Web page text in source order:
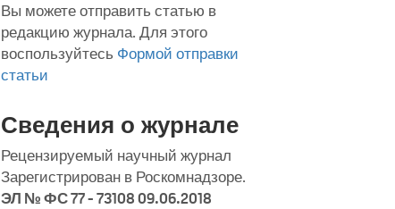
Вы можете отправить статью в
редакцию журнала. Для этого
воспользуйтесь Формой отправки
статьи
Сведения о журнале
Рецензируемый научный журнал
Зарегистрирован в Роскомнадзоре.
ЭЛ № ФС 77 - 73108 09.06.2018